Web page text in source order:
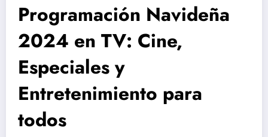
Programación Navideña
2024 en TV: Cine,
Especiales y
Entretenimiento para
todos